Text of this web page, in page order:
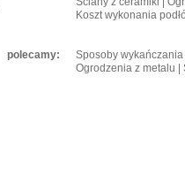
Koszt wykonania
polecamy:
Sposoby
Ogrodzenia z metalu